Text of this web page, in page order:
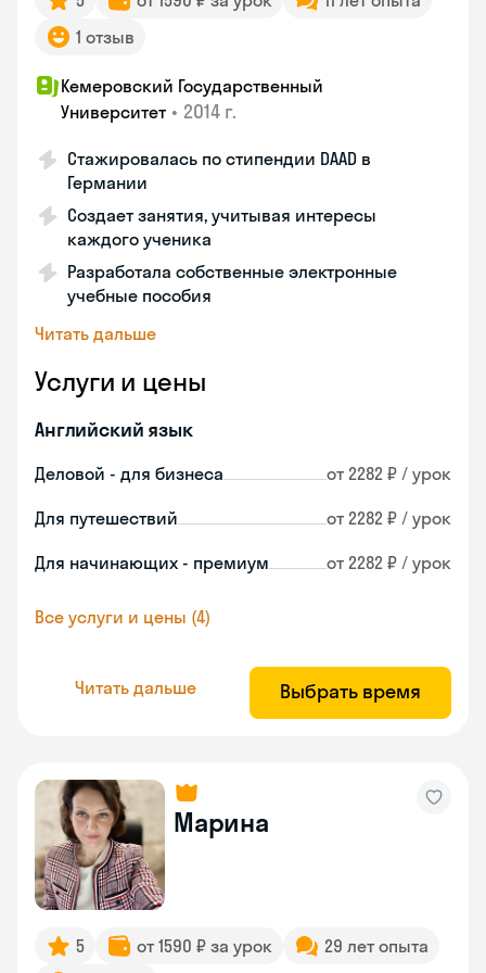
1 отзыв
Кемеровский Государственный
Университет • 2014 г.
Стажировалась по стипендии DAAD в
Германии
Создает занятия, учитывая интересы
каждого ученика
Разработала собственные электронные
учебные пособия
Читать дальше
Услуги и цены
Английский язык
Деловой - для бизнеса от 2282 ₽ / урок
Для путешествий от 2282 ₽ / урок
Для начинающих - премиум от 2282 ₽ / урок
Все услуги и цены (4)
Читать дальше Выбрать время
Марина
5 от 1590 ₽ за урок
29 лет опыта